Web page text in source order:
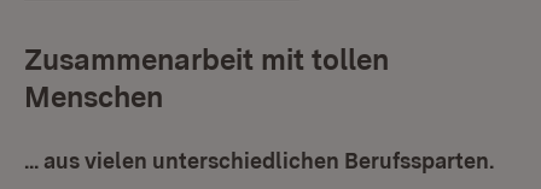
Zusammenarbeit mit tollen
Menschen
... aus vielen unterschiedlichen Berufssparten.